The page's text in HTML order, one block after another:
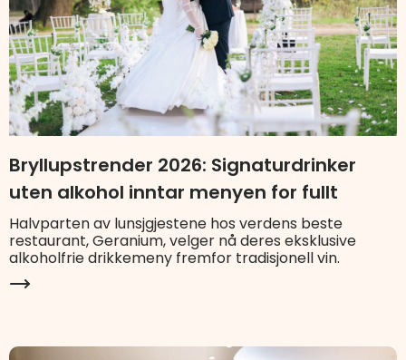
Bryllupstrender 2026: Signaturdrinker
uten alkohol inntar menyen for fullt
Halvparten av lunsjgjestene hos verdens beste
restaurant, Geranium, velger nå deres eksklusive
alkoholfrie drikkemeny fremfor tradisjonell vin.